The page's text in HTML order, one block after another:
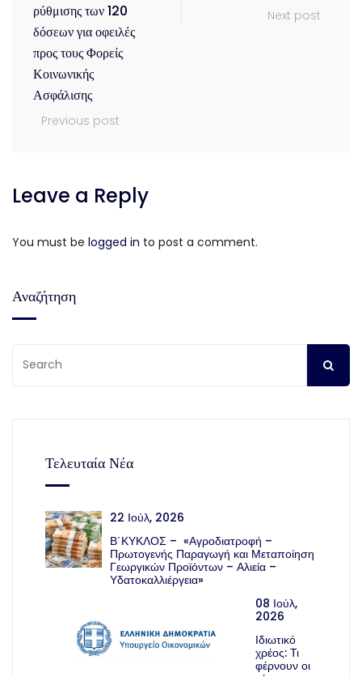
ρύθμισης των 120
δόσεων για οφειλές
προς τους Φορείς
Κοινωνικής
Ασφάλισης
Previous post
Next post
Leave a Reply
You must be logged in to post a comment.
Αναζήτηση
Τελευταία Νέα
22 Ιούλ, 2026
Β΄ΚΥΚΛΟΣ – «Αγροδιατροφή –
Πρωτογενής Παραγωγή και Μεταποίηση
Γεωργικών Προϊόντων – Αλιεία –
Υδατοκαλλιέργεια»
08 Ιούλ,
2026
Ιδιωτικό
χρέος: Τι
φέρνουν οι